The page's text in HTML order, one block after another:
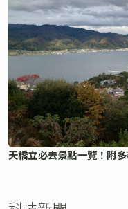
天橋立必去景點一覽！附